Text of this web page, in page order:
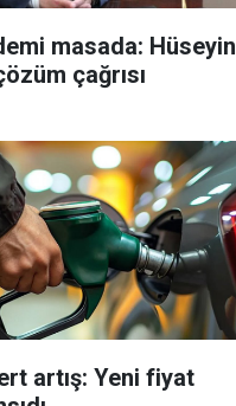
masada: Hüseyin
çağrısı
artış: Yeni fiyat